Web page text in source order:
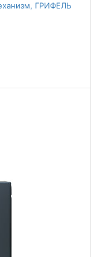
ГРИФЕЛЬ